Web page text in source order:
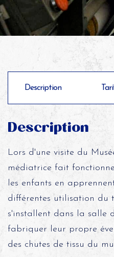
Description
Description
Lors d'une visite du
médiatrice fait
les enfants en
différentes utilisation du
s'installent dans la salle
fabriquer leur propre
des chutes de tissu du